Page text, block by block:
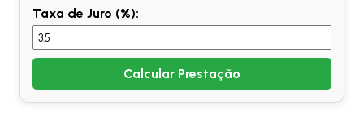
Taxa de Juro (%):
Calcular Prestação